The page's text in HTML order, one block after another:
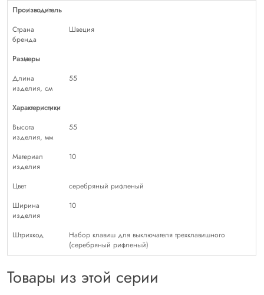
Производитель
Страна
бренда
Швеция
Размеры
Длина
изделия, см
55
Характеристики
Высота
изделия, мм
55
Материал
изделия
10
Цвет
серебряный рифленый
Ширина
изделия
10
Штрихкод
Набор клавиш для выключателя трехклавишного
(cеребряный рифленый)
Товары из этой серии